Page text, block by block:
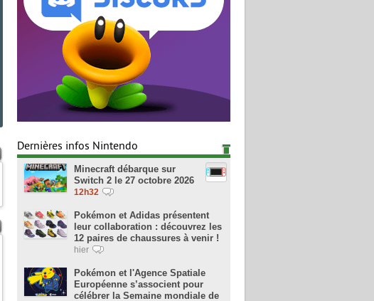
Dernières infos Nintendo
Minecraft débarque sur
Switch 2 le 27 octobre 2026
12h32
Pokémon et Adidas présentent
leur collaboration : découvrez les
12 paires de chaussures à venir !
hier
Pokémon et l'Agence Spatiale
Européenne s’associent pour
célébrer la Semaine mondiale de